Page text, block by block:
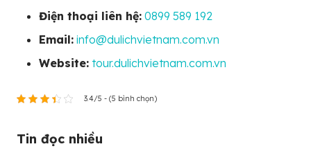
Điện thoại liên hệ: 0899 589 192
Email: info@dulichvietnam.com.vn
Website: tour.dulichvietnam.com.vn
3.4/5 - (5 bình chọn)
Tin đọc nhiều